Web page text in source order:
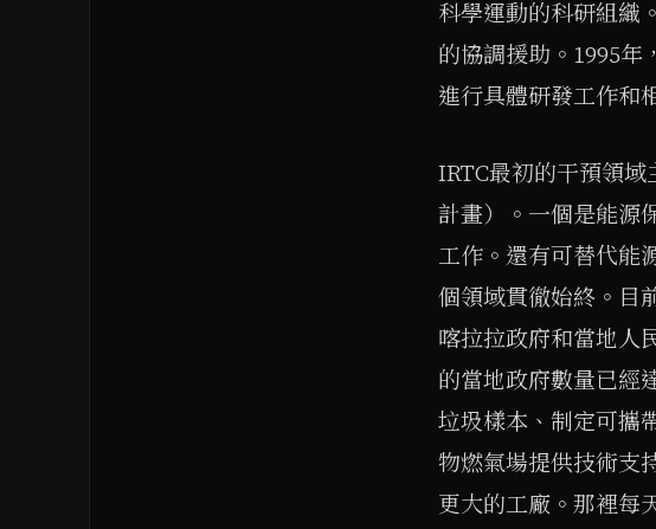
科學運動的科研組織
的協調援助。1995年
進行具體研發工作和
IRTC最初的干預領
計畫）。一個是能源
工作。還有可替代能
個領域貫徹始終。目
喀拉拉政府和當地人
的當地政府數量已經
垃圾樣本、制定可攜
物燃氣場提供技術支
更大的工廠。那裡每